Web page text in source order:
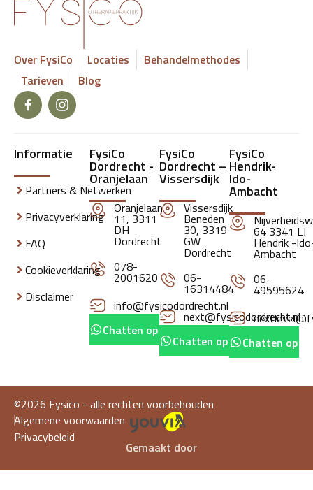
Over FysiCo Locaties
Behandelmethodes
Tarieven
Blog
Informatie
Partners & Netwerken
Privacyverklaring
FAQ
Cookieverklaring
Disclaimer
FysiCo
Dordrecht -
Oranjelaan
Oranjelaan
11, 3311
DH
Dordrecht
078-
2001620
info@fysicodordrecht.nl
Chatten op whatsapp
FysiCo
Dordrecht –
Vissersdijk
Vissersdijk
Beneden
30, 3319
GW
Dordrecht
06-
16314484
next@fysicodordrecht.nl
Chatten op whatsapp
FysiCo
Hendrik-
Ido-
Ambacht
64 3341 LJ
Hendrik -
Ambacht
06-
49595624
Chatten op
©2026 Fysico - alle rechten voorbehouden
Algemene voorwaarden
Privacybeleid
Gemaakt door